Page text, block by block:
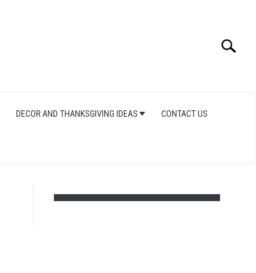
Search
DECOR AND THANKSGIVING IDEAS CONTACT US